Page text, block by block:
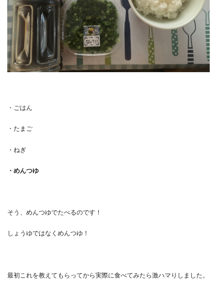
・ごはん
・たまご
・ねぎ
・めんつゆ
そう、めんつゆでたべるのです！
しょうゆではなくめんつゆ！
最初これを教えてもらってから実際に食べてみたら激ハマりしました。